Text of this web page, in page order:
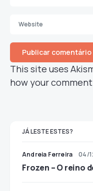
This site uses
how your
JÁ LESTE ESTES?
Andreia Ferreira 04/
Frozen – O reino